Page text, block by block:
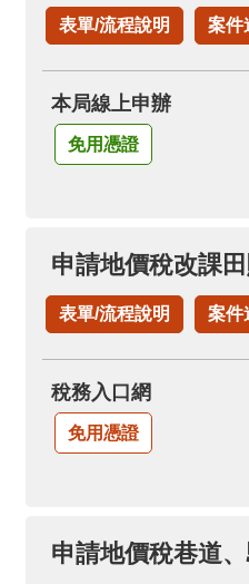
表單/流程說明 案件
本局線上申辦
免用憑證
申請地價稅改課
表單/流程說明 案件
稅務入口網
免用憑證
申請地價稅巷道